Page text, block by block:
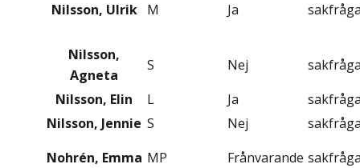
Nilsson, Ulrik M Ja
Nilsson,
Agneta
S Nej
Nilsson, Elin
L Ja
Nilsson, Jennie S Nej
Nohrén, Emma MP Frånvarande